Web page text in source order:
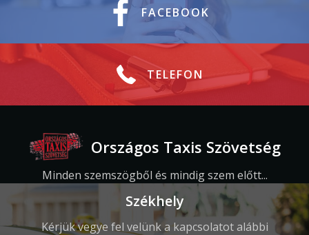
FACEBOOK
TELEFON
Országos Taxis Szövetség
Minden szemszögből és mindig szem előtt...
Székhely
Kérjük vegye fel velünk a kapcsolatot alábbi